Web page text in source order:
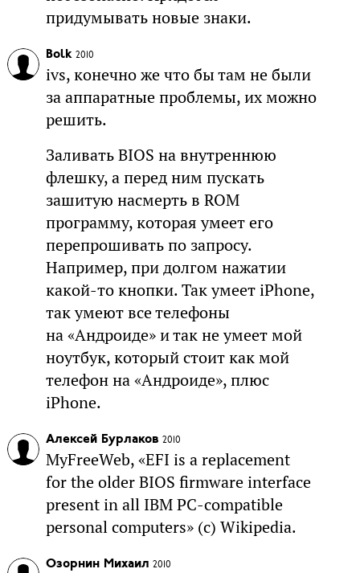
придумывать новые знаки.
Bolk 2010
ivs, конечно же что бы там не были
за аппаратные проблемы, их можно
решить.
Заливать BIOS на внутреннюю
флешку, а перед ним пускать
зашитую насмерть в ROM
программу, которая умеет его
перепрошивать по запросу.
Например, при долгом нажатии
какой-то кнопки. Так умеет iPhone,
так умеют все телефоны
на «Андроиде» и так не умеет мой
ноутбук, который стоит как мой
телефон на «Андроиде», плюс
iPhone.
Алексей Бурлаков 2010
MyFreeWeb, «EFI is a replacement
for the older BIOS firmware interface
present in all IBM PC-compatible
personal computers» (c) Wikipedia.
Озорнин Михаил 2010